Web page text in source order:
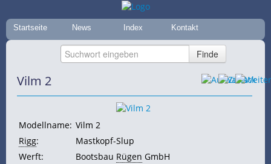
Startseite News Index Kontakt
Vilm 2
Modellname: Vilm 2
Rigg:
Mastkopf-Slup
Werft:
Bootsbau Rügen GmbH